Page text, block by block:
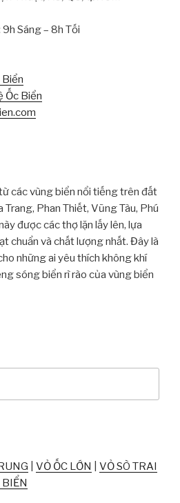
Sáng – 8h Tối
Ốc Biển
các vùng biển nổi tiếng trên đất
Phan Thiết, Vũng Tàu, Phú
được các thợ lặn lấy lên, lựa
chuẩn và chất lượng nhất. Đây là
những ai yêu thích không khí
sóng biển rì rào của vùng biển
VỎ ỐC LỚN
VỎ SÒ TRAI
BIỂN